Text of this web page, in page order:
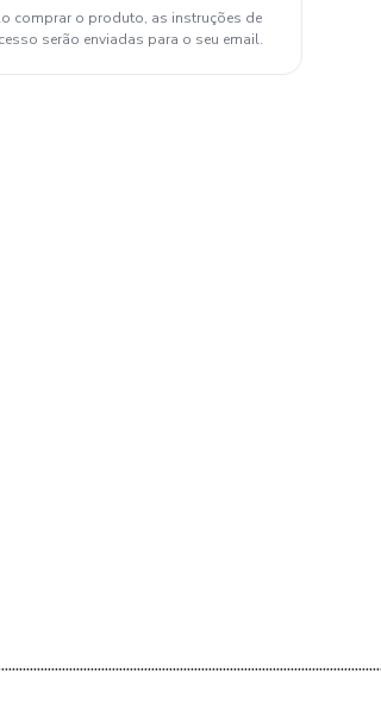
comprar o produto, as instruções de
serão enviadas para o seu email.